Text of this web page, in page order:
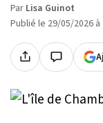
Par Lisa Guinot
Publié le 29/05/2026 à